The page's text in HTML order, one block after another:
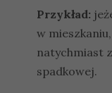
Przykład:
w
natychmiast
spadkowej.